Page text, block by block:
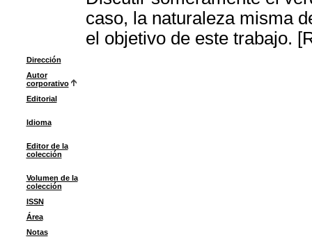
caso, la naturaleza misma
el objetivo de este trabajo.
Dirección
Autor
corporativo
Editorial
Idioma
Editor de la
colección
Volumen de la
colección
ISSN
Área
Notas